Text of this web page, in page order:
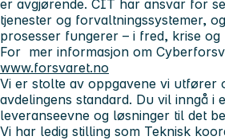
er avgjørende. CIT har ansvar for
tjenester og forvaltningssystemer,
prosesser fungerer – i fred, krise og
For mer informasjon om
www.forsvaret.no
Vi er stolte av oppgavene vi utfører
avdelingens standard. Du vil inngå
leveranseevne og løsninger til det
Vi har ledig stilling som Teknisk